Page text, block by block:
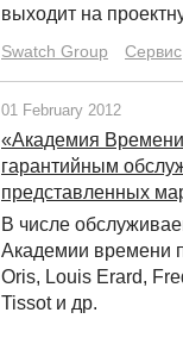
выходит на
Swatch Group Сервис
01 February 2012
«Академия
гарантийным
представленных
В числе
Академии времени
Oris, Louis Erard,
Tissot и др.